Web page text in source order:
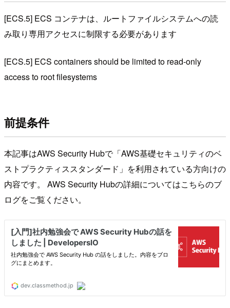
[ECS.5] ECS コンテナは、ルートファイルシステムへの読
み取り専用アクセスに制限する必要があります
[ECS.5] ECS containers should be limited to read-only
access to root filesystems
前提条件
本記事はAWS Security Hubで「AWS基礎セキュリティのベ
ストプラクティススタンダード」を利用されている方向けの
内容です。 AWS Security Hubの詳細についてはこちらのブ
ログをご覧ください。